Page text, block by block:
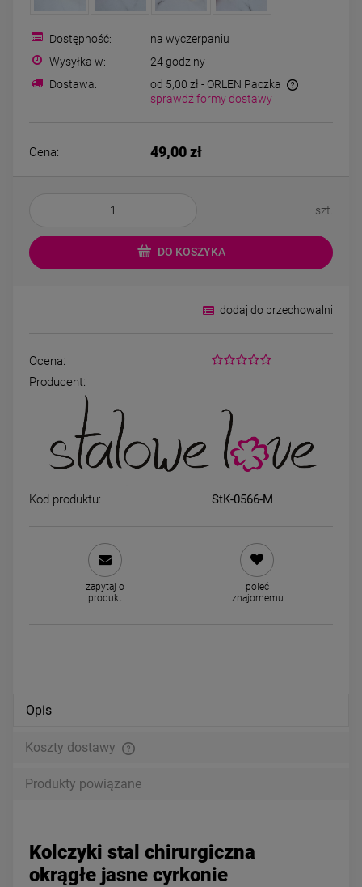
Bransoletka srebrna STAL
modułowa czarne
koniczyny kryształki
79,00 zł
DO KOSZYKA
STAL CHIRURGICZNA
nausznica ażurowa cyrkonie
39,00 zł
Kolczyki STAL
zestaw 3 pary kryształek
cyrkonia księżyc
Dostępność:
na wyczerpaniu
Wysyłka w:
24 godziny
Dostawa:
od 5,00 zł - ORLEN Paczka
sprawdź formy dostawy
Cena: 49,00 zł
szt.
DO KOSZYKA
dodaj do przechowalni
Ocena:
Producent:
Kod produktu: StK-0566-M
zapytaj o
produkt
poleć
znajomemu
Opis
Koszty dostawy
Produkty powiązane
Kolczyki stal chirurgiczna
okrągłe jasne cyrkonie